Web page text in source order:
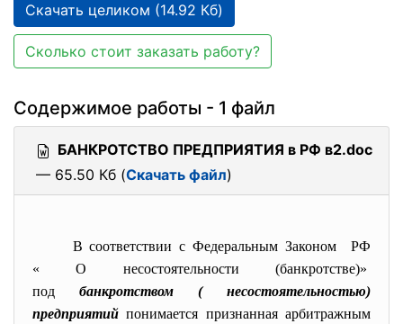
Скачать целиком (14.92 Кб)
Сколько стоит заказать работу?
Содержимое работы - 1 файл
БАНКРОТСТВО ПРЕДПРИЯТИЯ в РФ в2.doc
— 65.50 Кб (Скачать файл)
В соответствии с Федеральным Законом РФ
« О несостоятельности (банкротстве)»
под банкротством ( несостоятельностью)
предприятий понимается признанная арбитражным